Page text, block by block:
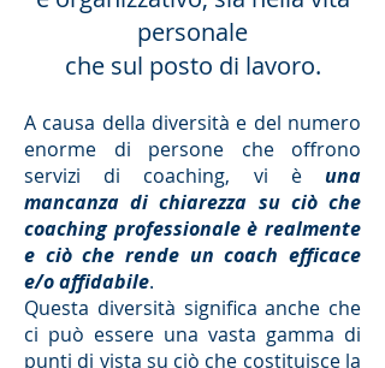
personale
che sul posto di lavoro.
A causa della diversità e del numero
enorme di persone che offrono
servizi di coaching, vi è una
mancanza di chiarezza su ciò che
coaching professionale è realmente
e ciò che rende un coach efficace
e/o affidabile.
Questa diversità significa anche che
ci può essere una vasta gamma di
punti di vista su ciò che costituisce la